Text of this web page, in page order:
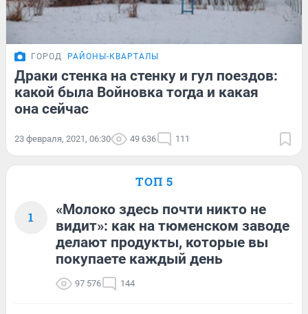
ГОРОД РАЙОНЫ-КВАРТАЛЫ
Драки стенка на стенку и гул поездов:
какой была Войновка тогда и какая
она сейчас
23 февраля, 2021, 06:30 49 636 111
ТОП 5
1
«Молоко здесь почти никто не
видит»: как на тюменском заводе
делают продукты, которые вы
покупаете каждый день
97 576 144